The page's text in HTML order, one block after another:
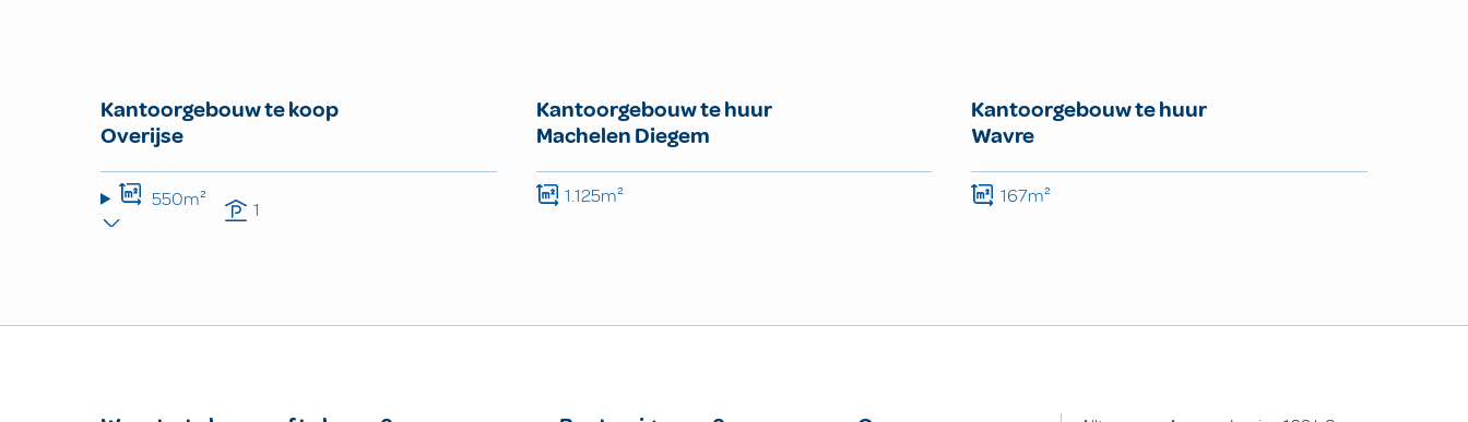
Kantoorgebouw te koop
Overijse
550m² 1
Kantoorgebouw te huur
Machelen Diegem
1.125m²
Kantoorgebouw te huur
Wavre
167m²